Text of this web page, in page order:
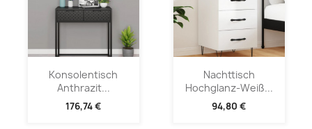
Konsolentisch
Anthrazit...
176,74 €
Nachttisch
Hochglanz-Weiß...
94,80 €